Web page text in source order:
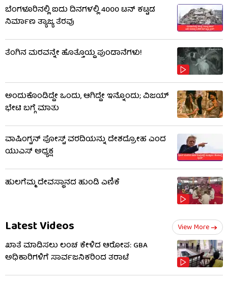
ಬೆಂಗಳೂರಿನಲ್ಲಿ ಐದು ದಿನಗಳಲ್ಲಿ 4000 ಟನ್ ಕಟ್ಟಡ
ನಿರ್ಮಾಣ ತ್ಯಾಜ್ಯ ತೆರವು
ತೆಂಗಿನ ಮರವನ್ನೇ ಹೊತ್ತೊಯ್ದ ಪುಂಡಾನೆಗಳು!
ಅಂದುಕೊಂಡಿದ್ದೇ ಒಂದು, ಆಗಿದ್ದೇ ಇನ್ನೊಂದು; ವಿಜಯ್
ಭೇಟಿ ಬಗ್ಗೆ ಮಾತು
ವಾಷಿಂಗ್ಟನ್ ಪೋಸ್ಟ್ ವರದಿಯನ್ನು ದೇಶದ್ರೋಹ ಎಂದ
ಯುಎಸ್ ಅಧ್ಯಕ್ಷ
ಹುಲಗೆಮ್ಮ ದೇವಸ್ಥಾನದ ಹುಂಡಿ ಎಣಿಕೆ
Latest Videos View More
ಖಾತೆ ಮಾಡಿಸಲು ಲಂಚ ಕೇಳಿದ ಆರೋಪ: GBA
ಅಧಿಕಾರಿಗಳಿಗೆ ಸಾರ್ವಜನಿಕರಿಂದ ತರಾಟೆ